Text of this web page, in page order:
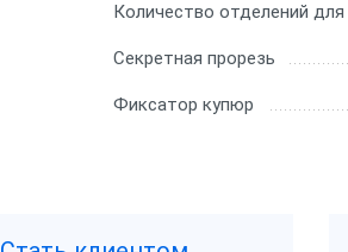
Количество отделений
Секретная прорезь
Фиксатор купюр